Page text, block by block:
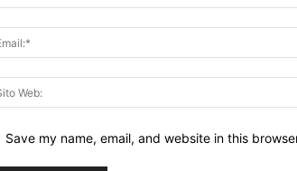
Save my name, email, and website in this